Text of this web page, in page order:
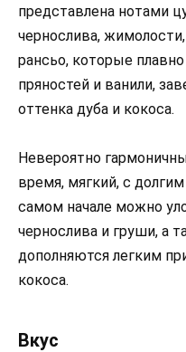
представлена нотами
чернослива,
рансьо, которые
пряностей и ванили,
оттенка дуба и кокоса.
Невероятно
время, мягкий, с
самом начале можно
чернослива и груши, а
дополняются легким
кокоса.
Вкус